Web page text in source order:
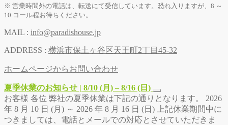
※ 営業時間外の電話は、転送にて受信しています。恐れ入りますが、8 ～
10 コール程お待ちください。
MAIL : info@paradishouse.jp
ADDRESS : 横浜市保土ヶ谷区天王町2丁目45-32
ホームページからお問い合わせ
夏季休業のお知らせ | 8/10 (月) – 8/16 (日)
お客様 各位 弊社の夏季休業は下記の通りとなります。 2026
年 8 月 10 日 (月) ～ 2026 年 8 月 16 日 (日) 上記休業期間中に
つきましては、電話とメールでの対応とさせていただきま